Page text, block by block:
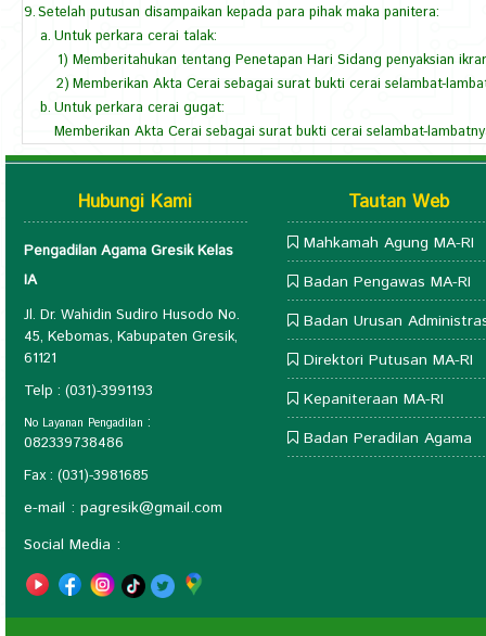
9.Setelah putusan disampaikan kepada para pihak maka panitera:
a. Untuk perkara cerai talak:
1) Memberitahukan tentang Penetapan Hari Sidang penyaksian
2) Memberikan Akta Cerai sebagai surat bukti cerai selambat-
b. Untuk perkara cerai gugat:
Memberikan Akta Cerai sebagai surat bukti cerai selambat-
Hubungi Kami
Pengadilan Agama Gresik Kelas
IA
Jl. Dr. Wahidin Sudiro Husodo No.
45, Kebomas, Kabupaten Gresik,
61121
Telp : (031)-3991193
No Layanan Pengadilan :
082339738486
Fax : (031)-3981685
e-mail : pagresik@gmail.com
Social Media :
Tautan Web
Mahkamah Agung MA-RI
Badan Pengawas MA-RI
Badan Urusan
Direktori Putusan MA-RI
Kepaniteraan MA-RI
Badan Peradilan Agama